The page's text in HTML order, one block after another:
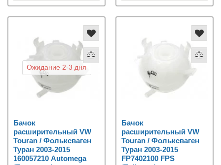
Ожидание 2-3 дня
Бачок
расширительный VW
Touran / Фольксваген
Туран 2003-2015
160057210 Automega
Бачок
расширительный VW
Touran / Фольксваген
Туран 2003-2015
FP7402100 FPS